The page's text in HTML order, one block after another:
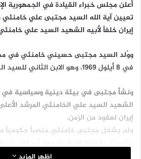
أعلن مجلس خبراء القيادة في الجمهورية
تعيين آية الله السيد مجتبى علي خامنئي
إيران خلفاً لأبيه الشهيد السيد علي
ووُلد السيد مجتبى حسيني خامنئي في
في 8 أيلول 1969، وهو الابن الثاني للسيد الشهيد علي خامنئي.
ونشأ مجتبى في بيئة دينية وسياسية في
الشهيد السيد علي الخامنئي المرشد
إيران لعقود من الزمن.
ولم يشغل مجتبى خامنئي منصباً حكومياً
السياسية، لكن مصادر عديدة تشير إلى أنه
اظهر المزيد